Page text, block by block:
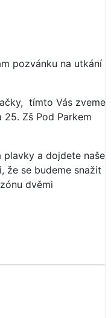
pozvánku na utkání
tímto Vás zveme
Zš Pod Parkem
plavky a dojdete naše
že se budeme snažit
dvěmi